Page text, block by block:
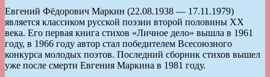
Евгений Фёдорович Маркин (22.08.1938 — 17.11.1979)
является классиком русской поэзии второй половины ХХ
века. Его первая книга стихов «Личное дело» вышла в 1961
году, в 1966 году автор стал победителем Всесоюзного
конкурса молодых поэтов. Последний сборник стихов вышел
уже после смерти Евгения Маркина в 1981 году.